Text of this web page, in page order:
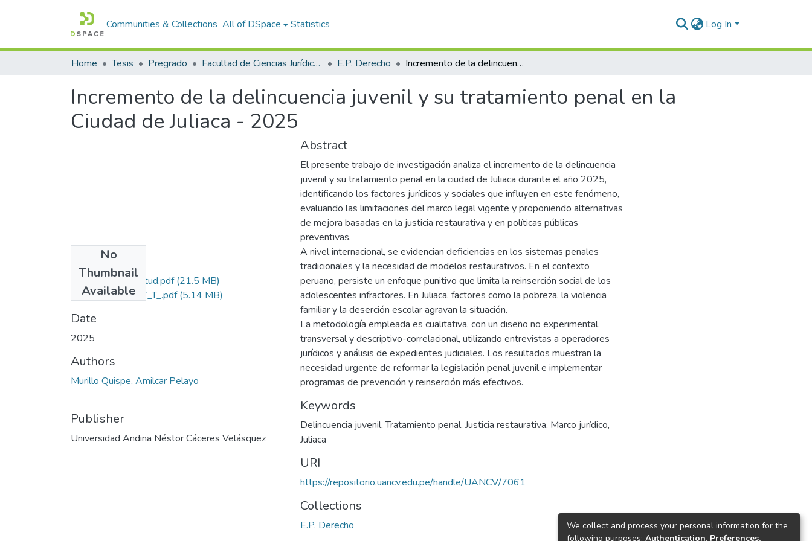
Communities & Collections All of DSpace Statistics Log In
Home Tesis Pregrado Facultad de Ciencias Jurídicas y Políticas E.P. Derecho Incremento de la delincuencia juvenil y su tratamiento penal en la Ciudad de Juliaca - 2025
Incremento de la delincuencia juvenil y su tratamiento penal en la
Ciudad de Juliaca - 2025
No
Thumbnail
Available
Grado de Similitud.pdf(21.5 MB)
T036_48092206_T_.pdf(5.14 MB)
Date
2025
Authors
Murillo Quispe, Amilcar Pelayo
Publisher
Universidad Andina Néstor Cáceres Velásquez
Abstract
El presente trabajo de investigación analiza el incremento de la delincuencia
juvenil y su tratamiento penal en la ciudad de Juliaca durante el año 2025,
identificando los factores jurídicos y sociales que influyen en este fenómeno,
evaluando las limitaciones del marco legal vigente y proponiendo alternativas
de mejora basadas en la justicia restaurativa y en políticas públicas
preventivas.
A nivel internacional, se evidencian deficiencias en los sistemas penales
tradicionales y la necesidad de modelos restaurativos. En el contexto
peruano, persiste un enfoque punitivo que limita la reinserción social de los
adolescentes infractores. En Juliaca, factores como la pobreza, la violencia
familiar y la deserción escolar agravan la situación.
La metodología empleada es cualitativa, con un diseño no experimental,
transversal y descriptivo-correlacional, utilizando entrevistas a operadores
jurídicos y análisis de expedientes judiciales. Los resultados muestran la
necesidad urgente de reformar la legislación penal juvenil e implementar
programas de prevención y reinserción más efectivos.
Keywords
Delincuencia juvenil,Tratamiento penal, Justicia restaurativa, Marco jurídico,
Juliaca
URI
https://repositorio.uancv.edu.pe/handle/UANCV/7061
Collections
E.P. Derecho
We collect and process your personal information for the
following purposes: Authentication, Preferences,